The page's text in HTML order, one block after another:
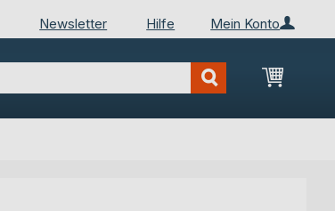
Mein Konto
Newsletter Hilfe
Mein